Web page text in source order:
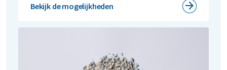
Bekijk de mogelijkheden